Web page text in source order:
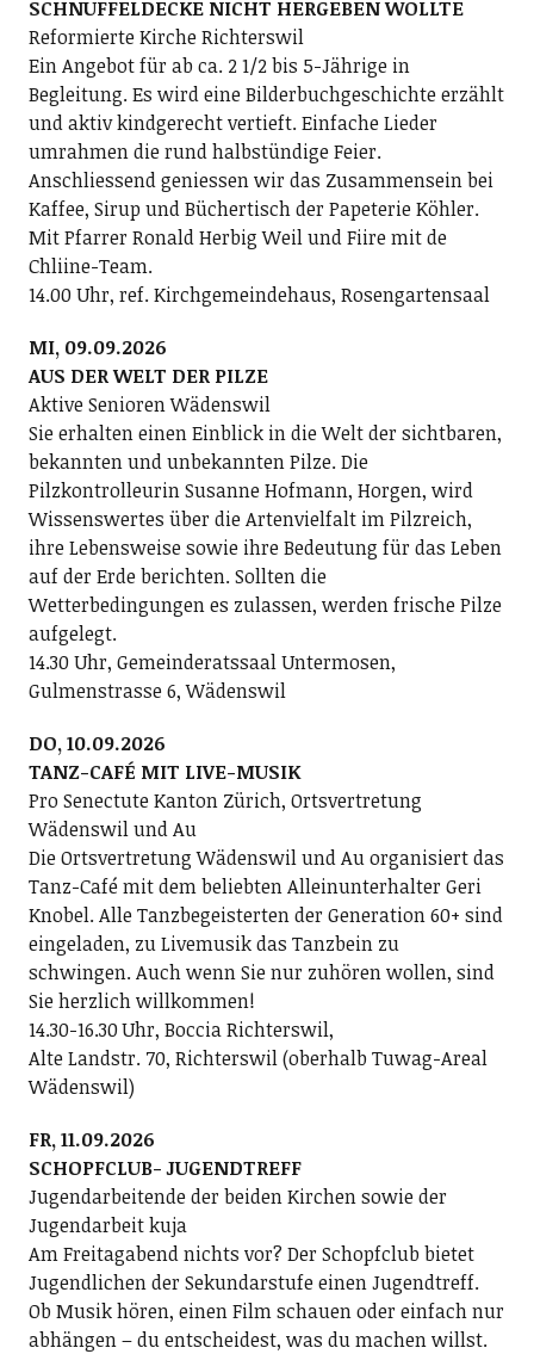
SCHNUFFELDECKE NICHT HERGEBEN WOLLTE
Reformierte Kirche Richterswil
Ein Angebot für ab ca. 2 1/2 bis 5-Jährige in
Begleitung. Es wird eine Bilderbuchgeschichte erzählt
und aktiv kindgerecht vertieft. Einfache Lieder
umrahmen die rund halbstündige Feier.
Anschliessend geniessen wir das Zusammensein bei
Kaffee, Sirup und Büchertisch der Papeterie Köhler.
Mit Pfarrer Ronald Herbig Weil und Fiire mit de
Chliine-Team.
14.00 Uhr, ref. Kirchgemeindehaus, Rosengartensaal
MI, 09.09.2026
AUS DER WELT DER PILZE
Aktive Senioren Wädenswil
Sie erhalten einen Einblick in die Welt der sichtbaren,
bekannten und unbekannten Pilze. Die
Pilzkontrolleurin Susanne Hofmann, Horgen, wird
Wissenswertes über die Artenvielfalt im Pilzreich,
ihre Lebensweise sowie ihre Bedeutung für das Leben
auf der Erde berichten. Sollten die
Wetterbedingungen es zulassen, werden frische Pilze
aufgelegt.
14.30 Uhr, Gemeinderatssaal Untermosen,
Gulmenstrasse 6, Wädenswil
DO, 10.09.2026
TANZ-CAFÉ MIT LIVE-MUSIK
Pro Senectute Kanton Zürich, Ortsvertretung
Wädenswil und Au
Die Ortsvertretung Wädenswil und Au organisiert das
Tanz-Café mit dem beliebten Alleinunterhalter Geri
Knobel. Alle Tanzbegeisterten der Generation 60+ sind
eingeladen, zu Livemusik das Tanzbein zu
schwingen. Auch wenn Sie nur zuhören wollen, sind
Sie herzlich willkommen!
14.30-16.30 Uhr, Boccia Richterswil,
Alte Landstr. 70, Richterswil (oberhalb Tuwag-Areal
Wädenswil)
FR, 11.09.2026
SCHOPFCLUB- JUGENDTREFF
Jugendarbeitende der beiden Kirchen sowie der
Jugendarbeit kuja
Am Freitagabend nichts vor? Der Schopfclub bietet
Jugendlichen der Sekundarstufe einen Jugendtreff.
Ob Musik hören, einen Film schauen oder einfach nur
abhängen – du entscheidest, was du machen willst.